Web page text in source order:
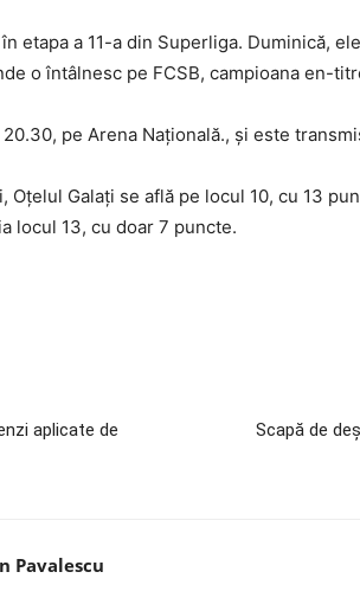
etapa a 11-a din Superliga. Duminică,
o întâlnesc pe FCSB, campioana en-
pe Arena Națională., și este
Oțelul Galați se află pe locul 10, cu 13
locul 13, cu doar 7 puncte.
aplicate de
Scapă de
Pavalescu